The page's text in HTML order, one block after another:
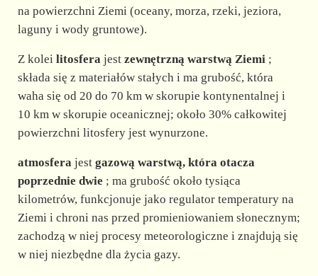
na powierzchni Ziemi (oceany, morza, rzeki, jeziora,
laguny i wody gruntowe).
Z kolei litosferajest zewnętrzną warstwą Ziemi;
składa się z materiałów stałych i ma grubość, która
waha się od 20 do 70 km w skorupie kontynentalnej i
10 km w skorupie oceanicznej; około 30% całkowitej
powierzchni litosfery jest wynurzone.
atmosferajest gazową warstwą, która otacza
poprzednie dwie ; ma grubość około tysiąca
kilometrów, funkcjonuje jako regulator temperatury na
Ziemi i chroni nas przed promieniowaniem słonecznym;
zachodzą w niej procesy meteorologiczne i znajdują się
w niej niezbędne dla życia gazy.